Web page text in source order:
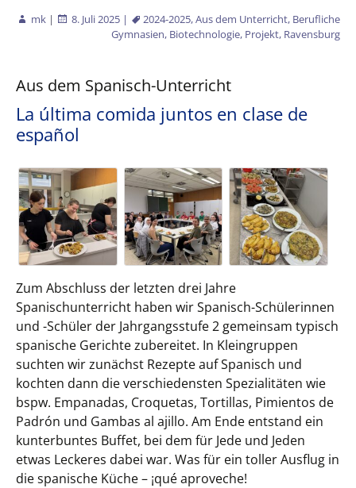
mk | 8. Juli 2025 | 2024-2025,Aus dem Unterricht, Berufliche
Gymnasien, Biotechnologie, Projekt, Ravensburg
Aus dem Spanisch-Unterricht
La última comida juntos en clase de
español
Zum Abschluss der letzten drei Jahre
Spanischunterricht haben wir Spanisch-Schülerinnen
und -Schüler der Jahrgangsstufe 2 gemeinsam typisch
spanische Gerichte zubereitet. In Kleingruppen
suchten wir zunächst Rezepte auf Spanisch und
kochten dann die verschiedensten Spezialitäten wie
bspw. Empanadas, Croquetas, Tortillas, Pimientos de
Padrón und Gambas al ajillo. Am Ende entstand ein
kunterbuntes Buffet, bei dem für Jede und Jeden
etwas Leckeres dabei war. Was für ein toller Ausflug in
die spanische Küche – ¡qué aproveche!